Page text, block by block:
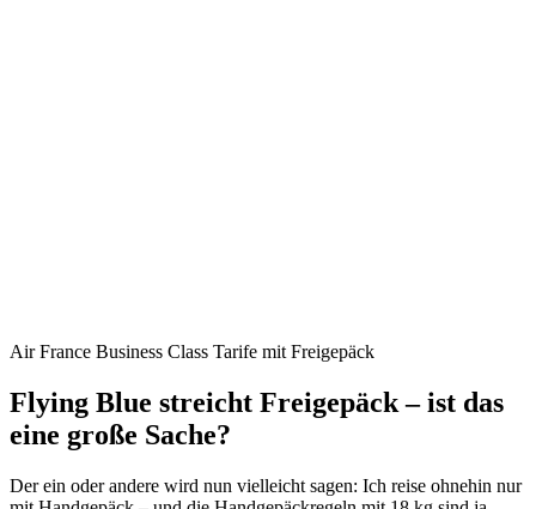
Air France Business Class Tarife mit Freigepäck
Flying Blue streicht Freigepäck – ist das
eine große Sache?
Der ein oder andere wird nun vielleicht sagen: Ich reise ohnehin nur